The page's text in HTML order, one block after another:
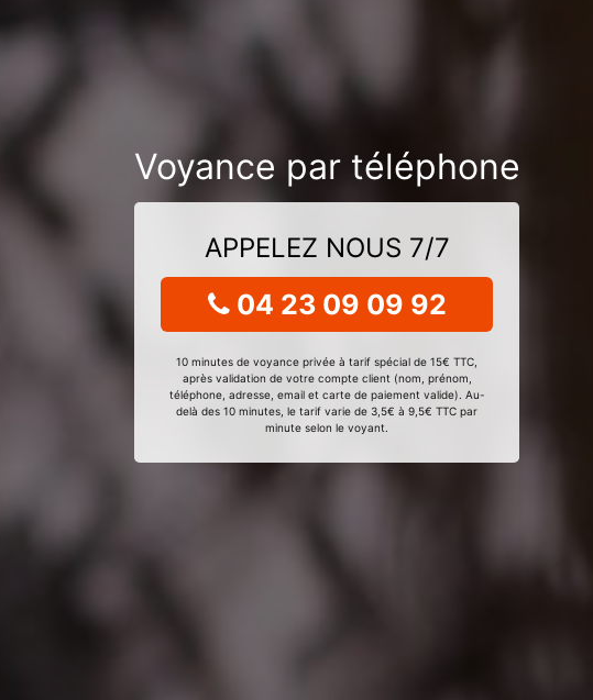
Voyance par téléphone
APPELEZ NOUS 7/7
04 23 09 09 92
10 minutes de voyance privée à tarif spécial de 15€ TTC,
après validation de votre compte client (nom, prénom,
téléphone, adresse, email et carte de paiement valide). Au-
delà des 10 minutes, le tarif varie de 3,5€ à 9,5€ TTC par
minute selon le voyant.